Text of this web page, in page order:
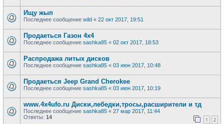
Ищу жып
Последнее сообщение wild « 22 окт 2017, 19:51
Продаеться Газон 4х4
Последнее сообщение sashka85 « 02 окт 2017, 18:53
Распродажа литых дисков
Последнее сообщение sashka85 « 03 июн 2017, 10:48
Продаеться Jeep Grand Cherokee
Последнее сообщение sashka85 « 03 июн 2017, 10:19
www.4x4ufo.ru Диски,лебедки,тросы,расширители и тд
Последнее сообщение sashka85 « 27 мар 2017, 11:44
Ответы: 14 1 2